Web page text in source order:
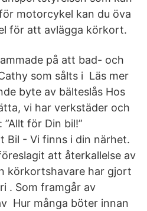
motorcykel kan du öva
för att avlägga körkort.
på att bad- och
som sålts i Läs mer
byte av bälteslås Hos
vi har verkstäder och
för Din bil!”
Bil - Vi finns i din närhet.
att återkallelse av
körkortshavare har gjort
. Som framgår av
Hur många böter innan